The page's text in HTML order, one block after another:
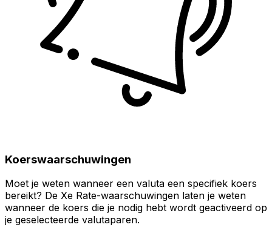
Koerswaarschuwingen
Moet je weten wanneer een valuta een specifiek koers
bereikt? De Xe Rate-waarschuwingen laten je weten
wanneer de koers die je nodig hebt wordt geactiveerd op
je geselecteerde valutaparen.